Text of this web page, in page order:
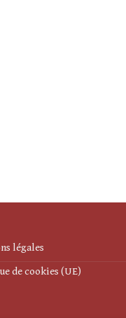
légales
de cookies (UE)